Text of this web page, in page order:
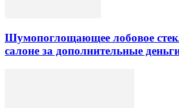
Шумопоглощающее лобовое
салоне за дополнительные